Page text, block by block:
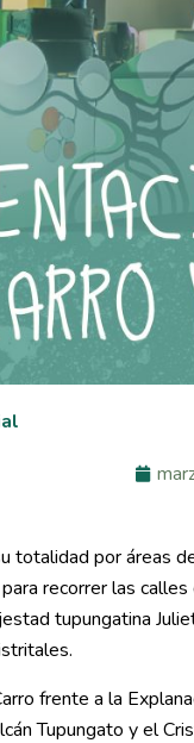
por áreas
recorrer las calles
tupungatina
frente a la
Tupungato y el